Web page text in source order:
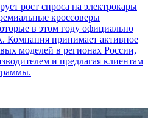
рост спроса на электрокары
кроссоверы
в этом году официально
Компания принимает активное
моделей в регионах России,
и предлагая клиентам